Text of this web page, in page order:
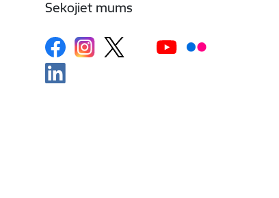
Sekojiet mums